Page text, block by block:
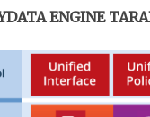
ENGINE